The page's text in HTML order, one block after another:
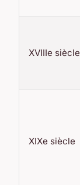
XVIIIe siècle
XIXe siècle